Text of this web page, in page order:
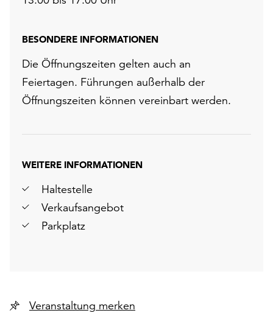
BESONDERE INFORMATIONEN
Die Öffnungszeiten gelten auch an
Feiertagen. Führungen außerhalb der
Öffnungszeiten können vereinbart werden.
WEITERE INFORMATIONEN
Haltestelle
Verkaufsangebot
Parkplatz
Veranstaltung merken